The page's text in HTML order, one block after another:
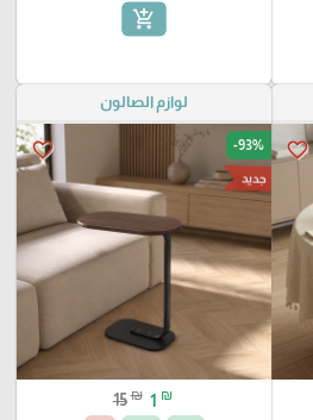
add_shopping_cart
favorite_border
لوازم الصالون
favorite_border -93%
جديد
15 ₪ 1 ₪